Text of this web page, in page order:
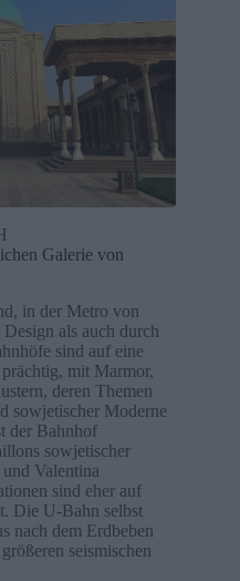
Galerie von
in der Metro von
als auch durch
sind auf eine
mit Marmor,
deren Themen
sowjetischer Moderne
der Bahnhof
sowjetischer
Valentina
sind eher auf
Die U-Bahn selbst
nach dem Erdbeben
seismischen